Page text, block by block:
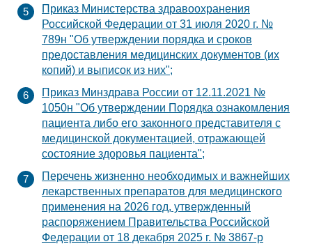
Приказ Министерства здравоохранения
Российской Федерации от 31 июля 2020 г. №
789н "Об утверждении порядка и сроков
предоставления медицинских документов (их
копий) и выписок из них";
Приказ Минздрава России от 12.11.2021 №
1050н "Об утверждении Порядка ознакомления
пациента либо его законного представителя с
медицинской документацией, отражающей
состояние здоровья пациента";
Перечень жизненно необходимых и важнейших
лекарственных препаратов для медицинского
применения на 2026 год, утвержденный
распоряжением Правительства Российской
Федерации от 18 декабря 2025 г. № 3867-р